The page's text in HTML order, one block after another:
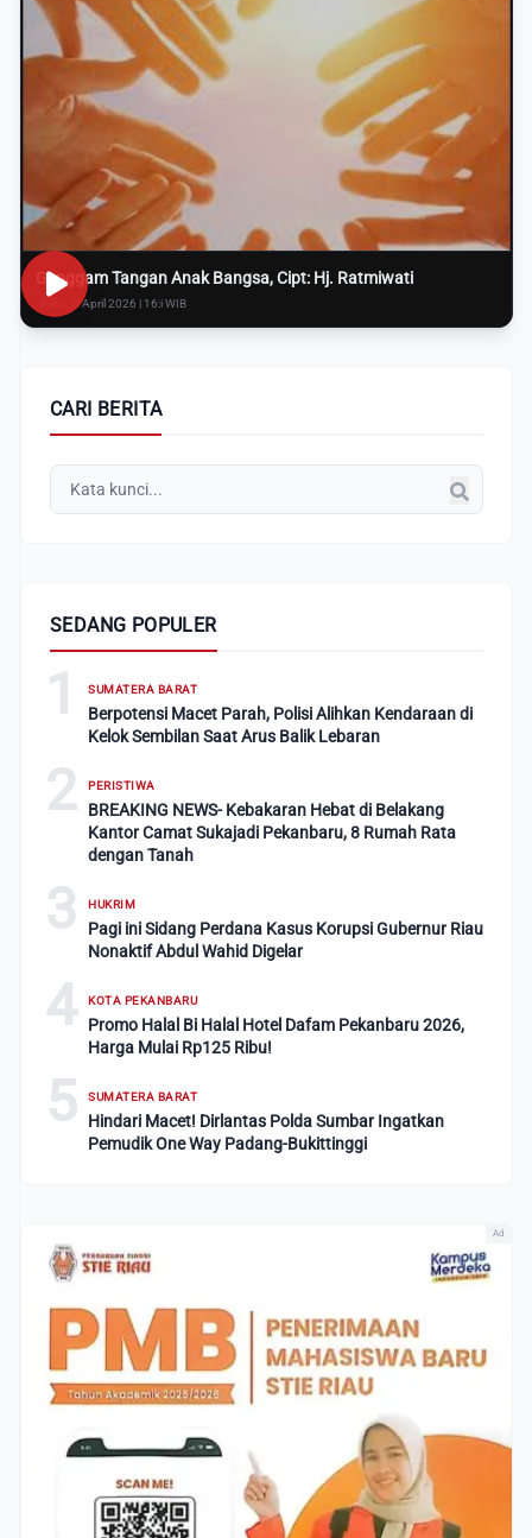
Genggam Tangan Anak Bangsa, Cipt: Hj. Ratmiwati
Rabu, 8 April 2026 | 16:i WIB
CARI BERITA
SEDANG POPULER
1 SUMATERA BARAT
Berpotensi Macet Parah, Polisi Alihkan Kendaraan di
Kelok Sembilan Saat Arus Balik Lebaran
2 PERISTIWA
BREAKING NEWS- Kebakaran Hebat di Belakang
Kantor Camat Sukajadi Pekanbaru, 8 Rumah Rata
dengan Tanah
3 HUKRIM
Pagi ini Sidang Perdana Kasus Korupsi Gubernur Riau
Nonaktif Abdul Wahid Digelar
4 KOTA PEKANBARU
Promo Halal Bi Halal Hotel Dafam Pekanbaru 2026,
Harga Mulai Rp125 Ribu!
5 SUMATERA BARAT
Hindari Macet! Dirlantas Polda Sumbar Ingatkan
Pemudik One Way Padang-Bukittinggi
Ad